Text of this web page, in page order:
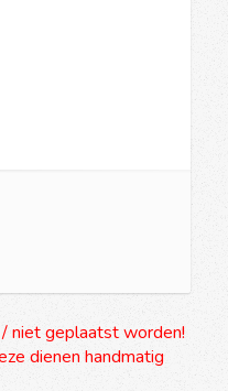
niet geplaatst worden!
dienen handmatig